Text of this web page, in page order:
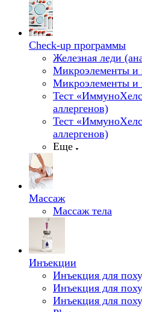
Check-up программы
Железная леди
Микроэлементы и
Микроэлементы
Тест
аллергенов)
Тест
аллергенов)
Еще
Массаж
Массаж тела
Инъекции
Инъекция для
Инъекция для
Инъекция для